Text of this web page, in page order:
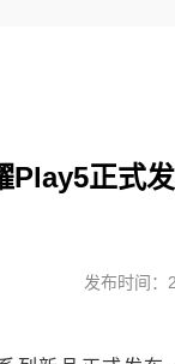
Play5正式
发布时间